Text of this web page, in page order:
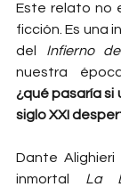
Este relato no
ficción. Es una
del Infierno
¿qué pasaría si
siglo XXI
Dante
inmortal La